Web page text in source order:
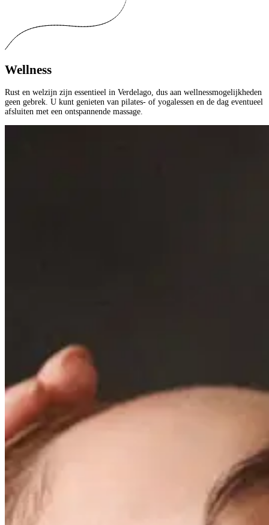
Wellness
Rust en welzijn zijn essentieel in Verdelago, dus aan wellnessmogelijkheden
geen gebrek. U kunt genieten van pilates- of yogalessen en de dag eventueel
afsluiten met een ontspannende massage.